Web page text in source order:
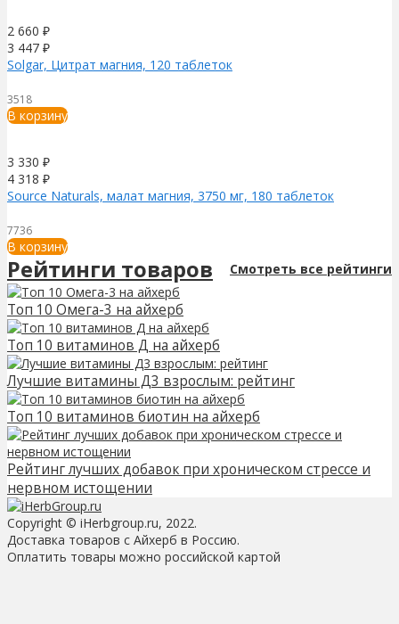
2 660 ₽
3 447 ₽
Solgar, Цитрат магния, 120 таблеток
3518
В корзину
3 330 ₽
4 318 ₽
Source Naturals, малат магния, 3750 мг, 180 таблеток
7736
В корзину
Рейтинги товаров Смотреть все рейтинги
Топ 10 Омега-3 на айхерб
Топ 10 витаминов Д на айхерб
Лучшие витамины Д3 взрослым: рейтинг
Топ 10 витаминов биотин на айхерб
Рейтинг лучших добавок при хроническом стрессе и
нервном истощении
Copyright © iHerbgroup.ru, 2022.
Доставка товаров с Айхерб в Россию.
Оплатить товары можно российской картой